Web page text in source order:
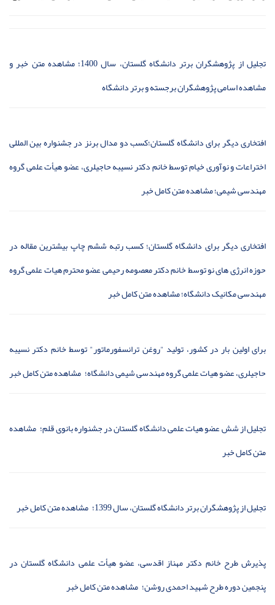
تجلیل از پژوهشگران برتر دانشگاه گلستان، سال 1400؛ مشاهده متن خبرو
مشاهدهاسامی پژوهشگران برجسته و برتر دانشگاه
افتخاری دیگر برای دانشگاه گلستان؛کسب دو مدال برنز در جشنواره بین المللی
اختراعات و نوآوری خیام توسط خانم دکتر نسیبه حاجیلری، عضو هیأت علمی گروه
مهندسی شیمی؛مشاهده متن کامل خبر
افتخاری دیگر برای دانشگاه گلستان؛ کسب رتبه ششم چاپ بیشترین مقاله در
حوزه انرژی های نو توسط خانم دکتر معصومه رحیمی عضو محترم هیات علمی گروه
مهندسی مکانیک دانشگاه؛مشاهده متن کامل خبر
برای اولین بار در کشور، تولید "روغن ترانسفورماتور" توسط خانم دکتر نسیبه
حاجیلری، عضو هیات علمی گروه مهندسی شیمی دانشگاه؛ مشاهده متن کامل خبر
تجلیل از شش عضو هیات علمی دانشگاه گلستان در جشنواره بانوی قلم؛ مشاهده
متن کامل خبر
تجلیل از پژوهشگران برتر دانشگاه گلستان، سال 1399؛ مشاهده متن کامل خبر
پذیرش طرح خانم دکتر مهناز اقدسی، عضو هیأت علمی دانشگاه گلستان در
پنجمین دوره طرح‌ شهید احمدی روشن؛ مشاهده متن کامل خبر